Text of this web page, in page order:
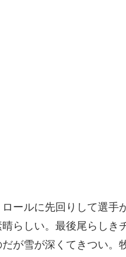
ールに先回りして選手
らしい。最後尾らしき
が雪が深くてきつい。